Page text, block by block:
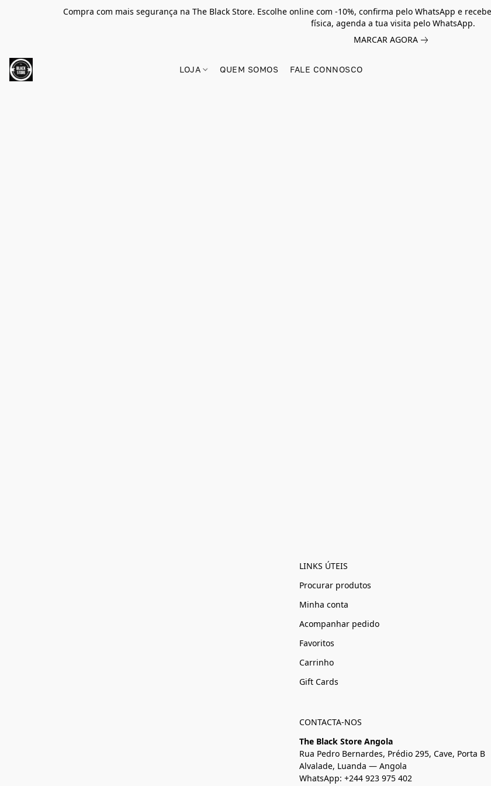
Compra com mais segurança na The Black Store. Escolhe online com -10%, confirma pelo WhatsApp e
física, agenda a tua visita pelo WhatsApp.
MARCAR AGORA
LOJA QUEM SOMOS FALE CONNOSCO
LINKS ÚTEIS
Procurar produtos
Minha conta
Acompanhar pedido
Favoritos
Carrinho
Gift Cards
CONTACTA-NOS
The Black Store Angola
Rua Pedro Bernardes, Prédio 295, Cave, Porta B
Alvalade, Luanda — Angola
WhatsApp: +244 923 975 402